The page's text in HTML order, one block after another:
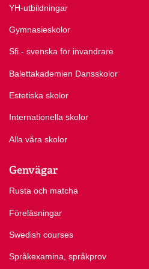
YH-utbildningar
Gymnasieskolor
Sfi - svenska för invandrare
Balettakademien Dansskolor
Estetiska skolor
Internationella skolor
Alla våra skolor
Genvägar
Rusta och matcha
Föreläsningar
Swedish courses
Språkexamina, språkprov